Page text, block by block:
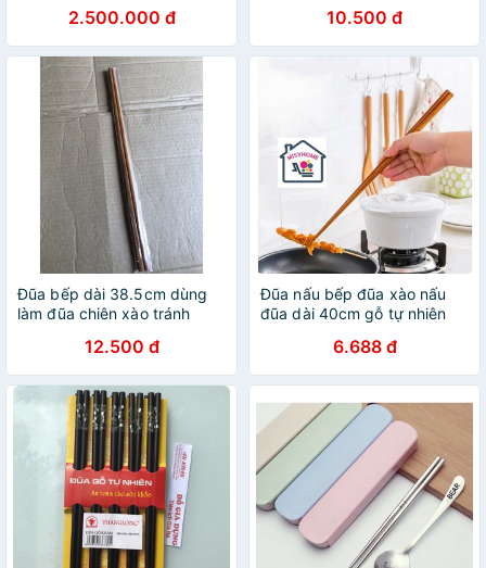
2.500.000 đ 10.500 đ
Đũa bếp dài 38.5cm dùng
làm đũa chiên xào tránh
12.500 đ
Đũa nấu bếp đũa xào nấu
đũa dài 40cm gỗ tự nhiên
thức ăn chống nóng
Misyhome
6.688 đ